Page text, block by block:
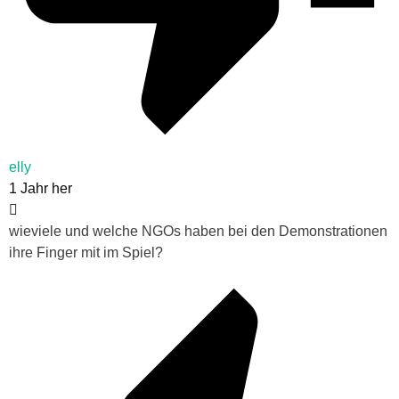
elly
1 Jahr her
wieviele und welche NGOs haben bei den Demonstrationen
ihre Finger mit im Spiel?